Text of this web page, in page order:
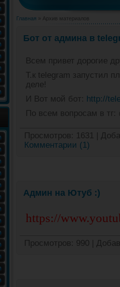
Главная » Архив материалов
Бот от админа в
Всем привет дорогие
Т.к telegram запустил
деле!
И Вот мой бот: http://
По всем вопросам в тг:
Просмотров: 1631
Комментарии (1)
Админ на Ютуб :)
https://
Просмотров: 990